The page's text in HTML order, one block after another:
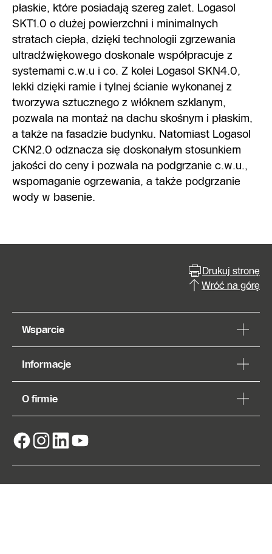
płaskie, które posiadają szereg zalet. Logasol
SKT1.0 o dużej powierzchni i minimalnych
stratach ciepła, dzięki technologii zgrzewania
ultradźwiękowego doskonale współpracuje z
systemami c.w.u i co. Z kolei Logasol SKN4.0,
lekki dzięki ramie i tylnej ścianie wykonanej z
tworzywa sztucznego z włóknem szklanym,
pozwala na montaż na dachu skośnym i płaskim,
a także na fasadzie budynku. Natomiast Logasol
CKN2.0 odznacza się doskonałym stosunkiem
jakości do ceny i pozwala na podgrzanie c.w.u.,
wspomaganie ogrzewania, a także podgrzanie
wody w basenie.
Drukuj stronę
Wróć na górę
Wsparcie
Informacje
O firmie